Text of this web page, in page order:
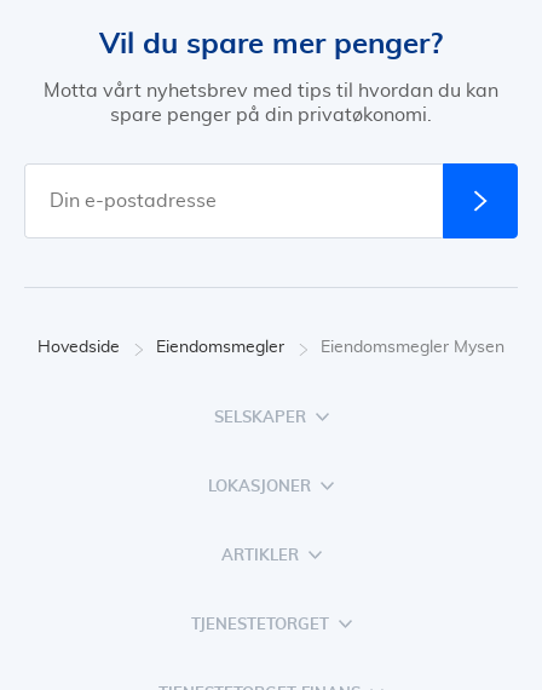
Vil du spare mer penger?
Motta vårt nyhetsbrev med tips til hvordan du kan
spare penger på din privatøkonomi.
Hovedside Eiendomsmegler Eiendomsmegler Mysen
SELSKAPER
LOKASJONER
ARTIKLER
TJENESTETORGET